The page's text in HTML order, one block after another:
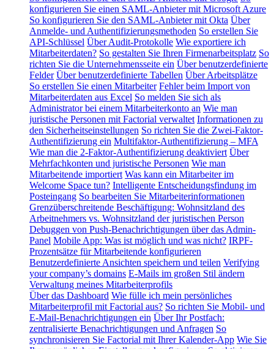
konfigurieren Sie einen SAML-Anbieter mit Microsoft Azure
So konfigurieren Sie den SAML-Anbieter mit Okta Über
Anmelde- und Authentifizierungsmethoden So erstellen Sie
API-Schlüssel Über Audit-Protokolle Wie exportiere ich
Mitarbeiterdaten? So gestalten Sie Ihren Firmenarbeitsplatz So
richten Sie die Unternehmensseite ein Über benutzerdefinierte
Felder Über benutzerdefinierte Tabellen Über Arbeitsplätze
So erstellen Sie einen Mitarbeiter Fehler beim Import von
Mitarbeiterdaten aus Excel So melden Sie sich als
Administrator bei einem Mitarbeiterkonto an Wie man
juristische Personen mit Factorial verwaltet Informationen zu
den Sicherheitseinstellungen So richten Sie die Zwei-Faktor-
Authentifizierung ein Multifaktor-Authentifizierung – MFA
Wie man die 2-Faktor-Authentifizierung deaktiviert Über
Mehrfachkonten und juristische Personen Wie man
Mitarbeitende importiert Was kann ein Mitarbeiter im
Welcome Space tun? Intelligente Entscheidungsfindung im
Posteingang So bearbeiten Sie Mitarbeiterinformationen
Grenzüberschreitende Beschäftigung: Wohnsitzland des
Arbeitnehmers vs. Wohnsitzland der juristischen Person
Debuggen von Push-Benachrichtigungen über das Admin-
Panel Mobile App: Was ist möglich und was nicht? IRPF-
Prozentsätze für Mitarbeitende konfigurieren
Benutzerdefinierte Ansichten speichern und teilen Verifying
your company’s domains E-Mails im großen Stil ändern
Verwaltung meines Mitarbeiterprofils
Über das Dashboard Wie fülle ich mein persönliches
Mitarbeiterprofil mit Factorial aus? So richten Sie Mobil- und
E-Mail-Benachrichtigungen ein Über Ihr Postfach:
zentralisierte Benachrichtigungen und Anfragen So
synchronisieren Sie Factorial mit Ihrer Kalender-App Wie Sie